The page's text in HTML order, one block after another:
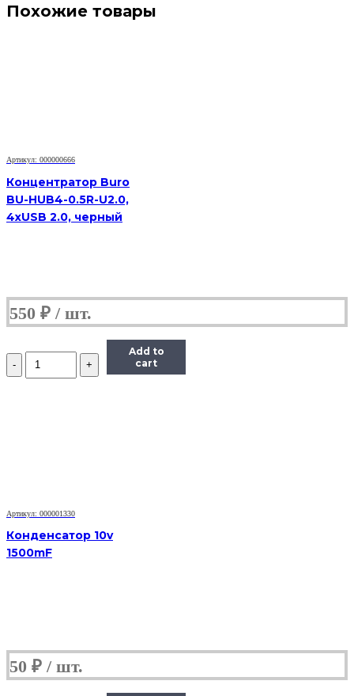
Похожие товары
Артикул: 000000666
Концентратор Buro
BU-HUB4-0.5R-U2.0,
4xUSB 2.0, черный
550 ₽
Количество
Концентратор
Add to
cart
Артикул: 000001330
Конденсатор 10v
1500mF
50 ₽